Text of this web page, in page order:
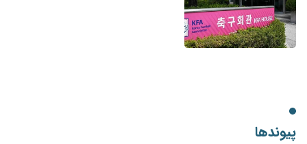
پیوندها